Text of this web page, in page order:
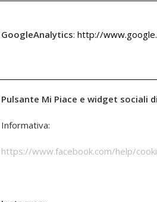
GoogleAnalytics: http://
Pulsante Mi Piace e widget sociali
Informativa:
https://www.facebook.com/help/